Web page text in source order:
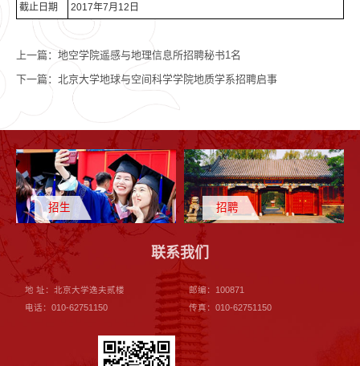
截止日期 2017年7月12日
上一篇： 地空学院遥感与地理信息所招聘秘书1名
下一篇： 北京大学地球与空间科学学院地质学系招聘启事
招生 招聘
联系我们
地 址：北京大学逸夫贰楼
邮编：100871
电话：010-62751150
传真：010-62751150